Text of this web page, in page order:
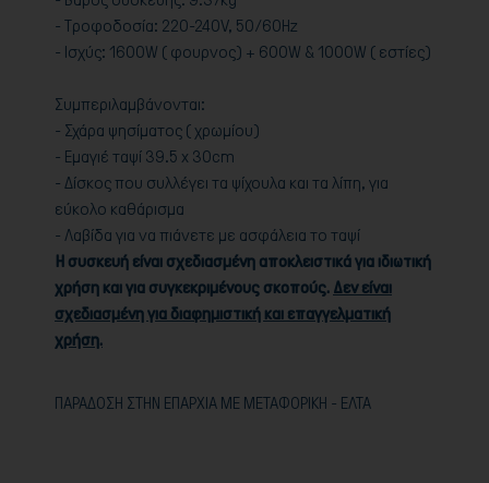
- Τροφοδοσία: 220-240V, 50/60Hz
- Ισχύς: 1600W ( φουρνος) + 600W & 1000W ( εστίες)
Συμπεριλαμβάνονται:
- Σχάρα ψησίματος ( χρωμίου)
- Εμαγιέ ταψί 39.5 x 30cm
- Δίσκος που συλλέγει τα ψίχουλα και τα λίπη, για
εύκολο καθάρισμα
- Λαβίδα για να πιάνετε με ασφάλεια το ταψί
Η συσκευή είναι σχεδιασμένη αποκλειστικά για ιδιωτική
χρήση και για συγκεκριμένους σκοπούς. Δεν είναι
σχεδιασμένη για διαφημιστική και επαγγελματική
χρήση.
ΠΑΡΑΔΟΣΗ ΣΤΗΝ ΕΠΑΡΧΙΑ ΜΕ ΜΕΤΑΦΟΡΙΚΗ - ΕΛΤΑ